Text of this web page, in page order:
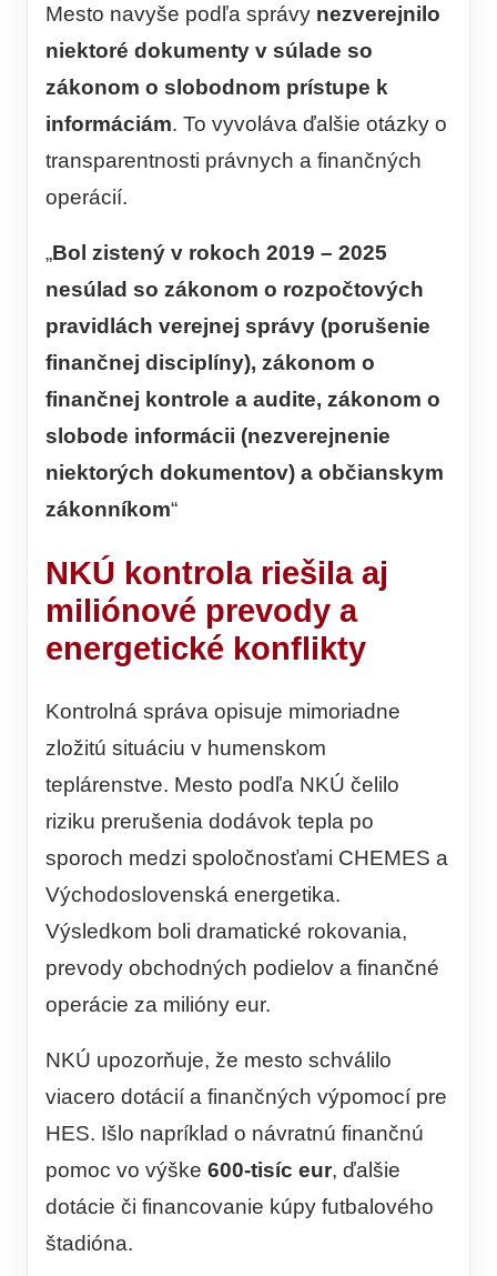
Mesto navyše podľa správy nezverejnilo
niektoré dokumenty v súlade so
zákonom o slobodnom prístupe k
informáciám. To vyvoláva ďalšie otázky o
transparentnosti právnych a finančných
operácií.
„Bol zistený v rokoch 2019 – 2025
nesúlad so zákonom o rozpočtových
pravidlách verejnej správy (porušenie
finančnej disciplíny), zákonom o
finančnej kontrole a audite, zákonom o
slobode informácii (nezverejnenie
niektorých dokumentov) a občianskym
zákonníkom“
NKÚ kontrola riešila aj
miliónové prevody a
energetické konflikty
Kontrolná správa opisuje mimoriadne
zložitú situáciu v humenskom
teplárenstve. Mesto podľa NKÚ čelilo
riziku prerušenia dodávok tepla po
sporoch medzi spoločnosťami CHEMES a
Východoslovenská energetika.
Výsledkom boli dramatické rokovania,
prevody obchodných podielov a finančné
operácie za milióny eur.
NKÚ upozorňuje, že mesto schválilo
viacero dotácií a finančných výpomocí pre
HES. Išlo napríklad o návratnú finančnú
pomoc vo výške 600-tisíc eur, ďalšie
dotácie či financovanie kúpy futbalového
štadióna.